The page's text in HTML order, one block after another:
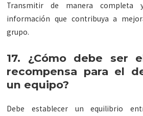
Transmitir de manera
información que contribuya a
grupo.
17. ¿Cómo debe ser
recompensa para el
un equipo?
Debe establecer un equilibrio